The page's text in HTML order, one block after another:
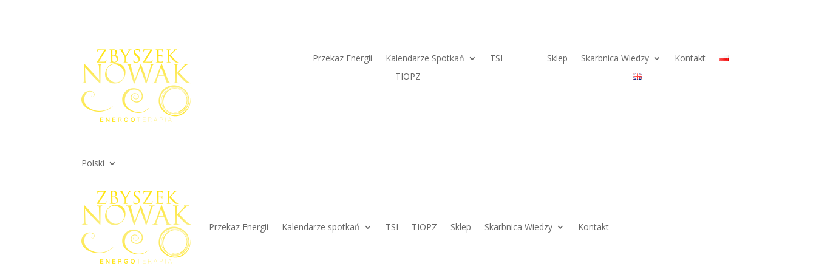
Przekaz Energii Kalendarze Spotkań
TSI
TIOPZ
Sklep Skarbnica Wiedzy Kontakt
Polski
Przekaz Energii Kalendarze spotkań TSI TIOPZ Sklep Skarbnica Wiedzy Kontakt